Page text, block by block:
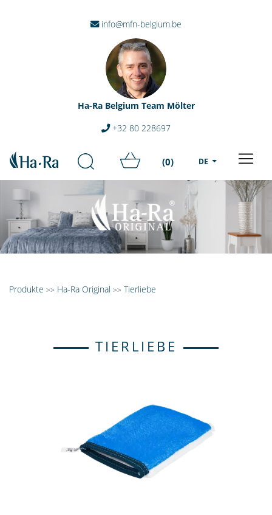
info@mfn-belgium.be
Ha-Ra Belgium Team Mölter
+32 80 228697
(0) DE
Produkte >> Ha-Ra Original >> Tierliebe
TIERLIEBE